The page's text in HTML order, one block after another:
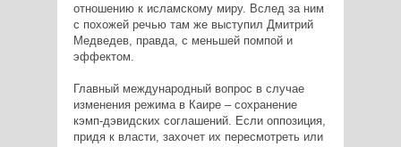
отношению к исламскому миру. Вслед за ним
с похожей речью там же выступил Дмитрий
Медведев, правда, с меньшей помпой и
эффектом.
Главный международный вопрос в случае
изменения режима в Каире – сохранение
кэмп-дэвидских соглашений. Если оппозиция,
придя к власти, захочет их пересмотреть или